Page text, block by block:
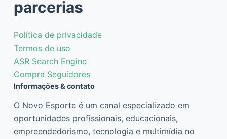
parcerias
Política de privacidade
Termos de uso
ASR Search Engine
Compra Seguidores
Informações & contato
O Novo Esporte é um canal especializado em
oportunidades profissionais, educacionais,
empreendedorismo, tecnologia e multimídia no